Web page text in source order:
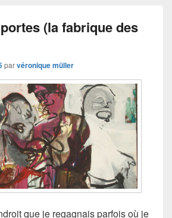
(la fabrique des
parvéronique müller
que je regagnais parfois où je